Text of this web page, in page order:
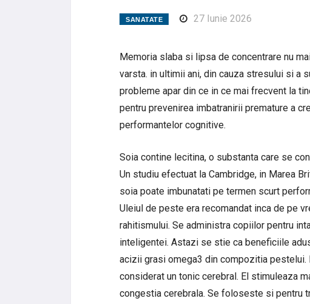
SANATATE 27 Iunie 2026
Memoria slaba si lipsa de concentrare nu
varsta. in ultimii ani, din cauza stresului si a
probleme apar din ce in ce mai frecvent la
pentru prevenirea imbatranirii premature a
performantelor cognitive.
Soia contine lecitina, o substanta care se
Un studiu efectuat la Cambridge, in Marea
soia poate imbunatati pe termen scurt
Uleiul de peste era recomandat inca de pe
rahitismului. Se administra copiilor pentru
inteligentei. Astazi se stie ca beneficiile
acizii grasi omega3 din compozitia
considerat un tonic cerebral. El stimuleaza
congestia cerebrala. Se foloseste si pentru